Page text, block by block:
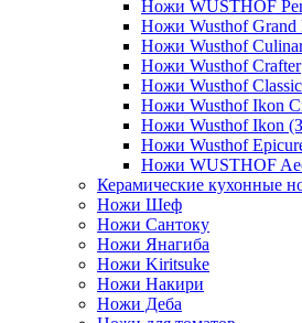
Ножи WUSTHOF
Ножи Wusthof Grand
Ножи Wusthof
Ножи Wusthof Crafter
Ножи Wusthof
Ножи Wusthof Ikon
Ножи Wusthof Ikon
Ножи Wusthof
Ножи WUSTHOF
Керамические кухонные
Ножи Шеф
Ножи Сантоку
Ножи Янагиба
Ножи Kiritsuke
Ножи Накири
Ножи Деба